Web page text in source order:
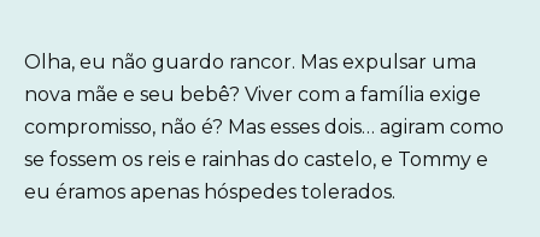
Olha, eu não guardo rancor. Mas expulsar uma
nova mãe e seu bebê? Viver com a família exige
compromisso, não é? Mas esses dois… agiram como
se fossem os reis e rainhas do castelo, e Tommy e
eu éramos apenas hóspedes tolerados.